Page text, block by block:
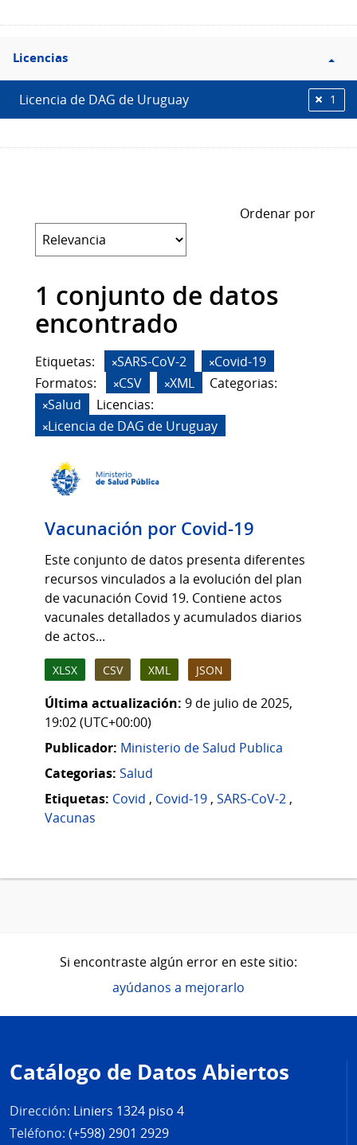
Filtro
Licencias
Licencias
Licencia de DAG de Uruguay 1
Ordenar por
1 conjunto de datos
encontrado
Etiquetas: SARS-CoV-2
Covid-19
Formatos:
CSV XML
Categorias:
Salud
Licencias:
Licencia de DAG de Uruguay
Vacunación por Covid-19
Este conjunto de datos presenta diferentes
recursos vinculados a la evolución del plan
de vacunación Covid 19. Contiene actos
vacunales detallados y acumulados diarios
de actos...
XLSX CSV XML JSON
Última actualización: 9 de julio de 2025,
19:02 (UTC+00:00)
Publicador: Ministerio de Salud Publica
Categorias: Salud
Etiquetas: Covid , Covid-19 , SARS-CoV-2 ,
Vacunas
Si encontraste algún error en este sitio:
ayúdanos a mejorarlo
de
página
Catálogo de Datos Abiertos
Dirección: Liniers 1324 piso 4
Teléfono: (+598) 2901 2929